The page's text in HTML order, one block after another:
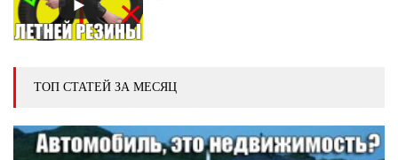
ТОП СТАТЕЙ ЗА МЕСЯЦ